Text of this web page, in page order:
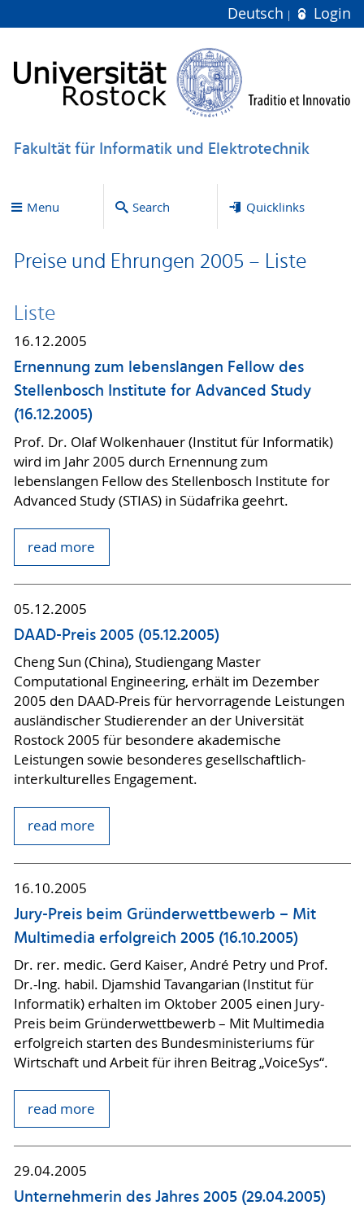
Deutsch Login
Fakultät für Informatik und Elektrotechnik
Menu Search Quicklinks
Preise und Ehrungen 2005 – Liste
Liste
16.12.2005
Ernennung zum lebenslangen Fellow des
Stellenbosch Institute for Advanced Study
(16.12.2005)
Prof. Dr. Olaf Wolkenhauer (Institut für Informatik)
wird im Jahr 2005 durch Ernennung zum
lebenslangen Fellow des Stellenbosch Institute for
Advanced Study (STIAS) in Südafrika geehrt.
read more
05.12.2005
DAAD-Preis 2005 (05.12.2005)
Cheng Sun (China), Studiengang Master
Computational Engineering, erhält im Dezember
2005 den DAAD-Preis für hervorragende Leistungen
ausländischer Studierender an der Universität
Rostock 2005 für besondere akademische
Leistungen sowie besonderes gesellschaftlich-
interkulturelles Engagement.
read more
16.10.2005
Jury-Preis beim Gründerwettbewerb – Mit
Multimedia erfolgreich 2005 (16.10.2005)
Dr. rer. medic. Gerd Kaiser, André Petry und Prof.
Dr.-Ing. habil. Djamshid Tavangarian (Institut für
Informatik) erhalten im Oktober 2005 einen Jury-
Preis beim Gründerwettbewerb – Mit Multimedia
erfolgreich starten des Bundesministeriums für
Wirtschaft und Arbeit für ihren Beitrag „VoiceSys“.
read more
29.04.2005
Unternehmerin des Jahres 2005 (29.04.2005)